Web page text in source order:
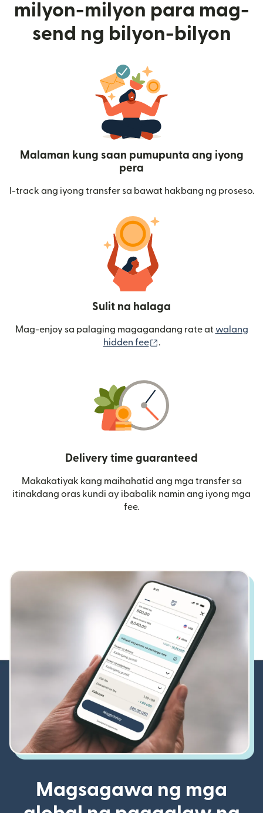
milyon-milyon para mag-
send ng bilyon-bilyon
Malaman kung saan pumupunta ang iyong
pera
I-track ang iyong transfer sa bawat hakbang ng proseso.
Sulit na halaga
Mag-enjoy sa palaging magagandang rate at walang
hidden fee
.
Delivery time guaranteed
Makakatiyak kang maihahatid ang mga transfer sa
itinakdang oras kundi ay ibabalik namin ang iyong mga
fee.
Magsagawa ng mga